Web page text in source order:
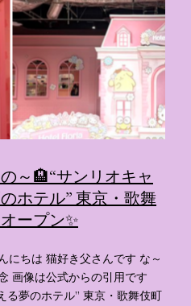
～🏨“サンリオキャ
ホテル” 東京・歌舞
ープン✨️
にちは 猫好き父さんです な～
画像は公式からの引用です
る夢のホテル” 東京・歌舞伎町